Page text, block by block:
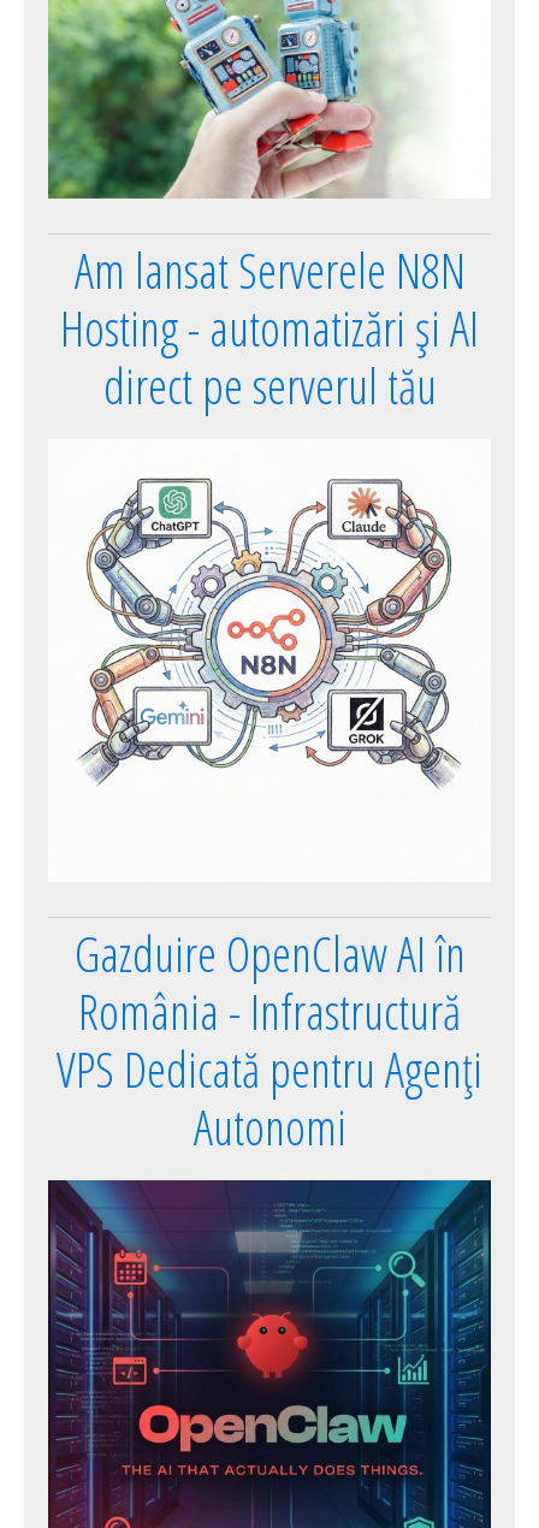
Am lansat Serverele N8N
Hosting - automatizări și AI
direct pe serverul tău
Gazduire OpenClaw AI în
România - Infrastructură
VPS Dedicată pentru Agenți
Autonomi